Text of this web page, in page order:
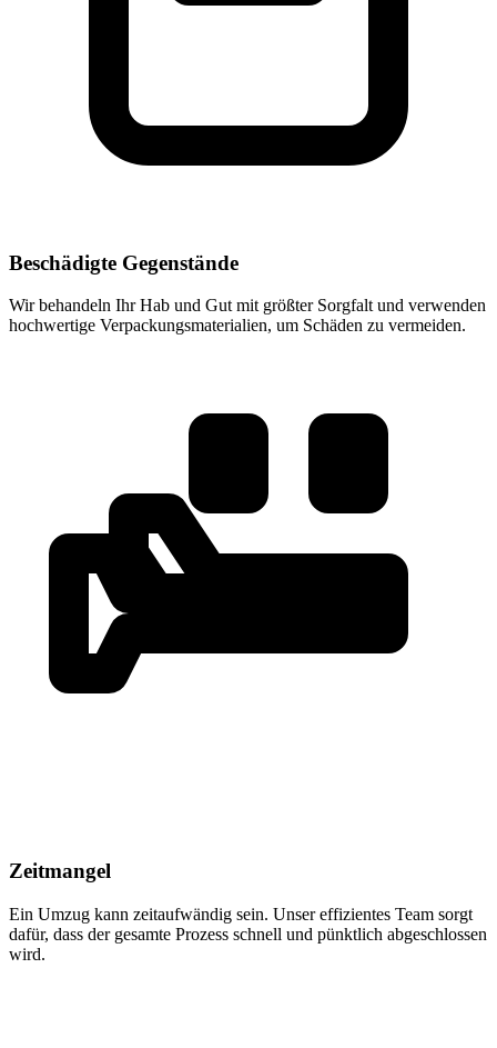
Beschädigte Gegenstände
Wir behandeln Ihr Hab und Gut mit größter Sorgfalt und verwenden
hochwertige Verpackungsmaterialien, um Schäden zu vermeiden.
Zeitmangel
Ein Umzug kann zeitaufwändig sein. Unser effizientes Team sorgt
dafür, dass der gesamte Prozess schnell und pünktlich abgeschlossen
wird.